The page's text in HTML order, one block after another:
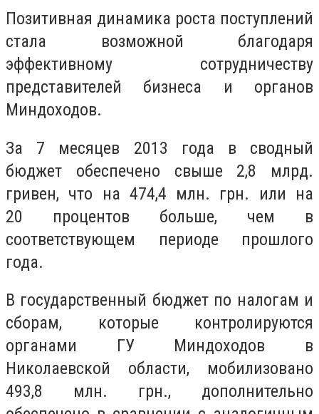
Позитивная динамика роста поступлений
стала возможной благодаря
эффективному сотрудничеству
представителей бизнеса и органов
Миндоходов.
За 7 месяцев 2013 года в сводный
бюджет обеспечено свыше 2,8 млрд.
гривен, что на 474,4 млн. грн. или на
20 процентов больше, чем в
соответствующем периоде прошлого
года.
В государственный бюджет по налогам и
сборам, которые контролируются
органами ГУ Миндоходов в
Николаевской области, мобилизовано
493,8 млн. грн., дополнительно